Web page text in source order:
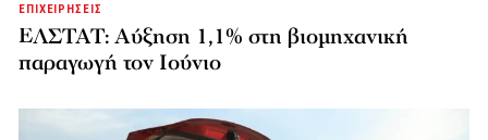
ΕΠΙΧΕΙΡΗΣΕΙΣ
ΕΛΣΤΑΤ: Αύξηση 1,1% στη βιομηχανική
παραγωγή τον Ιούνιο